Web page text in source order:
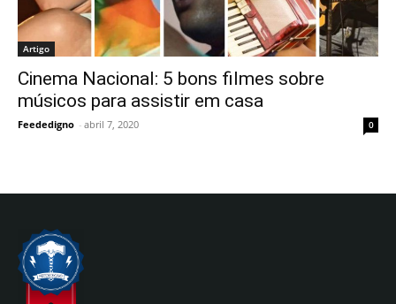
Artigo
Cinema Nacional: 5 bons filmes sobre
músicos para assistir em casa
Feededigno - abril 7, 2020 0